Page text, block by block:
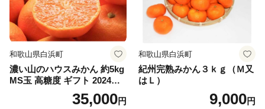
サンドブラスト体験・リューター体験と３種類のガラス
作りを体験することができます。
☆岩井の滝と岩井の名水
子宝伝説もある岡山県最北端の滝。上部に岩盤が突き出
て岩屋を形成し、滝の裏側から眺めることができる「裏
見の滝」。裏から見るとカーテンのような神秘的な姿
で、パワースポットにもなっています。
和歌山県白浜町
濃い山のハウスみかん 約5kg
MS玉 高糖度 ギフト 2024年7
35,000円
和歌山県白浜町
紀州完熟みかん３ｋｇ（Ｍ又
はＬ）
9,000円